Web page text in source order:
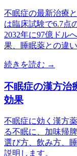
不眠症の最新治療
は臨床試験で6.7点
2032年に97億ドル
果、睡眠薬との違
続きを読む →
不眠症の漢方治
効果
不眠症に効く漢方
る不眠に、加味帰
選び方、飲み方、
説明します。